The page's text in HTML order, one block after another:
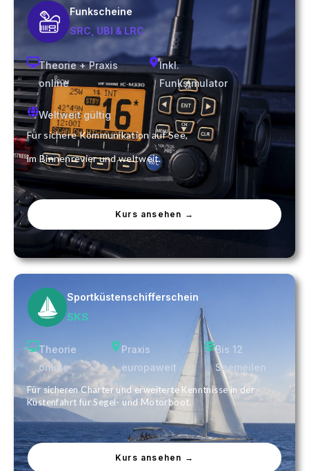
Funkscheine
SRC, UBI & LRC
Theorie + Praxis
online
Inkl.
Funksimulator
Weltweit gültig
Für sichere Kommunikation auf See,
im Binnenrevier und weltweit.
Kurs ansehen →
Sportküstenschifferschein
SKS
Theorie
online
Praxis
europaweit
Bis 12
Seemeilen
Für sicheren Charter und erweiterte Kenntnisse in der
Küstenfahrt für Segel- und Motorboot.
Kurs ansehen →